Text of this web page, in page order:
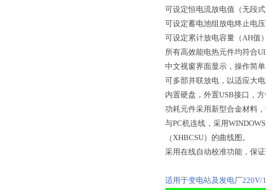
可设定恒电流放电值（无段
可设定蓄电池组放电终止电
可设定累计放电容量（AH值
所有高效能电热元件均符合
中文视窗界面显示，操作简
可多部并联放电，以适应大
内置硬盘，外置USB接口，
功耗元件采用新型合金材料
与PC机连线，采用WINDOWS
（XHBCSU）的曲线图。
采用在线自动校准功能，保
适用于变电站及发电厂220V/